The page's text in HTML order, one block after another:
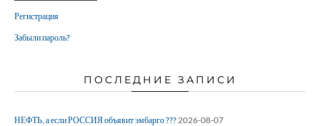
Регистрация
Забыли пароль?
ПОСЛЕДНИЕ ЗАПИСИ
НЕФТЬ, а если РОССИЯ объявит эмбарго ??? 2026-08-07